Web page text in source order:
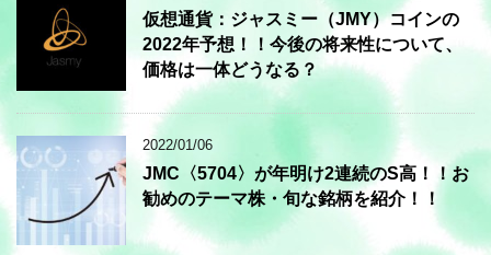
仮想通貨：ジャスミー（JMY）コインの
2022年予想！！今後の将来性について、
価格は一体どうなる？
2022/01/06
JMC〈5704〉が年明け2連続のS高！！お
勧めのテーマ株・旬な銘柄を紹介！！